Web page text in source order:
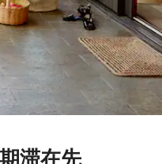
滞在先